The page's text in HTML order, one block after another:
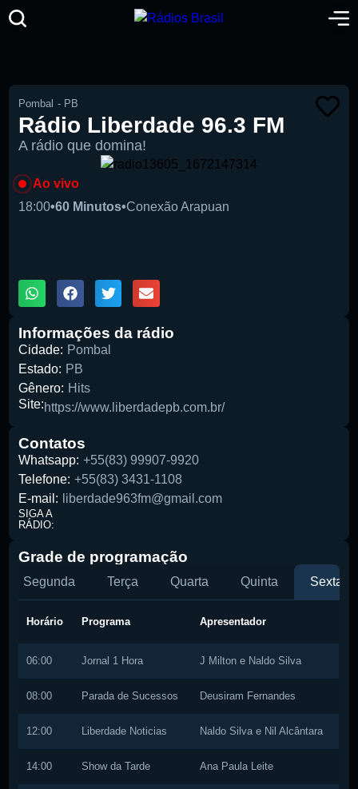
Pesquise aqui a sua rádio favorita:
Pombal - PB
Rádio Liberdade 96.3 FM
A rádio que domina!
Ao vivo
18:00•60 Minutos•Conexão Arapuan
Informações da rádio
Cidade: Pombal
Estado: PB
Gênero: Hits
Site:https://www.liberdadepb.com.br/
Contatos
Whatsapp: +55(83) 99907-9920
Telefone: +55(83) 3431-1108
E-mail:
liberdade963fm@gmail.com
SIGA A
RÁDIO:
Grade de programação
Segunda Terça Quarta Quinta Sexta
Horário Programa Apresentador
06:00 Jornal 1 Hora J Milton e Naldo Silva
08:00 Parada de Sucessos Deusiram Fernandes
12:00 Liberdade Noticias Naldo Silva e Nil Alcântara
14:00 Show da Tarde Ana Paula Leite